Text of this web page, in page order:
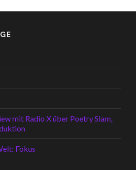
mit Radio X über Poetry Slam,
Fokus